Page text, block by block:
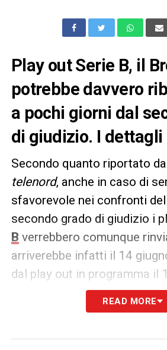
Play out Serie B, il
potrebbe davvero
a pochi giorni dal
di giudizio. I dettagli
Secondo quanto riportato
telenord, anche in caso di
sfavorevole nei confronti
secondo grado di giudizio i
B verrebbero comunque
arriverebbe infatti il 14
dal play out in programma il
darebbe tempo a livello né
Sampdoriae
Non solo, però. Sì, perché
READ MORE